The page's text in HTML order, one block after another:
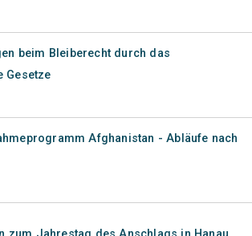
beim Bleiberecht durch das
Gesetze
Afghanistan - Abläufe nach